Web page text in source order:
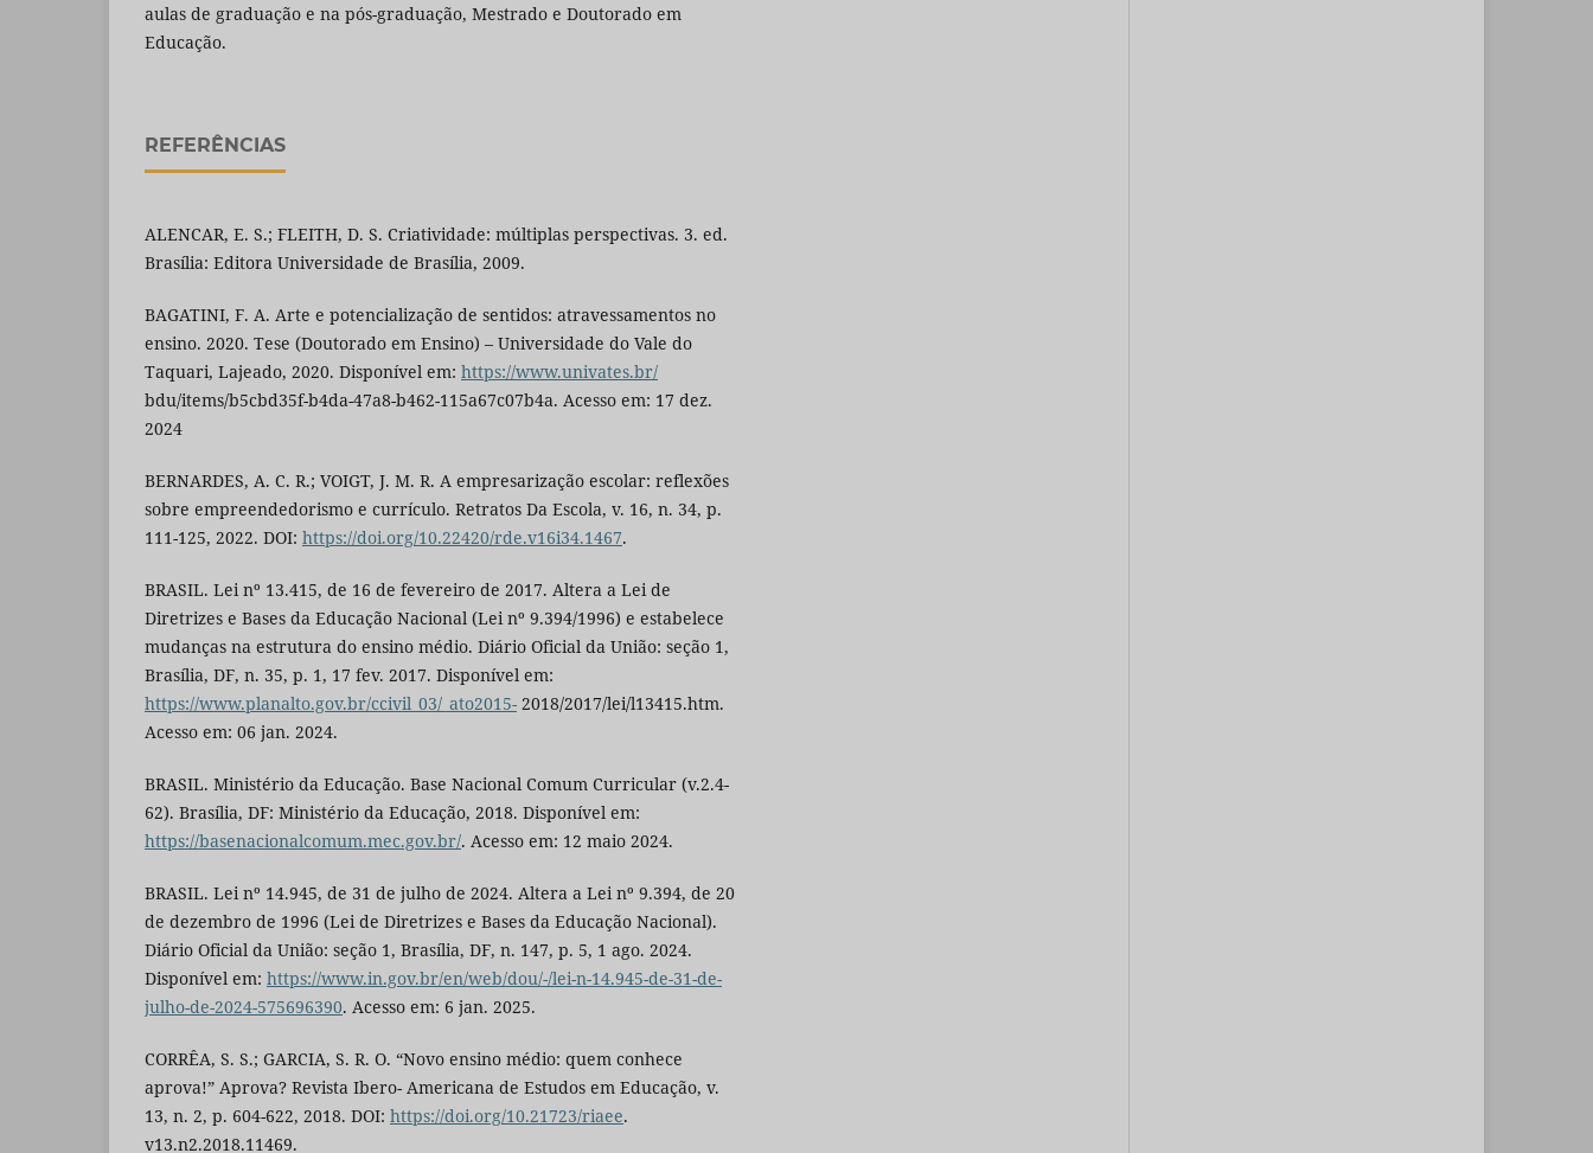
aulas de graduação e na pós-graduação, Mestrado e Doutorado em
Educação.
REFERÊNCIAS
ALENCAR, E. S.; FLEITH, D. S. Criatividade: múltiplas perspectivas. 3. ed.
Brasília: Editora Universidade de Brasília, 2009.
BAGATINI, F. A. Arte e potencialização de sentidos: atravessamentos no
ensino. 2020. Tese (Doutorado em Ensino) – Universidade do Vale do
Taquari, Lajeado, 2020. Disponível em: https://www.univates.br/
bdu/items/b5cbd35f-b4da-47a8-b462-115a67c07b4a. Acesso em: 17 dez.
2024
BERNARDES, A. C. R.; VOIGT, J. M. R. A empresarização escolar: reflexões
sobre empreendedorismo e currículo. Retratos Da Escola, v. 16, n. 34, p.
111-125, 2022. DOI: https://doi.org/10.22420/rde.v16i34.1467.
BRASIL. Lei nº 13.415, de 16 de fevereiro de 2017. Altera a Lei de
Diretrizes e Bases da Educação Nacional (Lei nº 9.394/1996) e estabelece
mudanças na estrutura do ensino médio. Diário Oficial da União: seção 1,
Brasília, DF, n. 35, p. 1, 17 fev. 2017. Disponível em:
https://www.planalto.gov.br/ccivil_03/_ato2015- 2018/2017/lei/l13415.htm.
Acesso em: 06 jan. 2024.
BRASIL. Ministério da Educação. Base Nacional Comum Curricular (v.2.4-
62). Brasília, DF: Ministério da Educação, 2018. Disponível em:
https://basenacionalcomum.mec.gov.br/. Acesso em: 12 maio 2024.
BRASIL. Lei nº 14.945, de 31 de julho de 2024. Altera a Lei nº 9.394, de 20
de dezembro de 1996 (Lei de Diretrizes e Bases da Educação Nacional).
Diário Oficial da União: seção 1, Brasília, DF, n. 147, p. 5, 1 ago. 2024.
Disponível em: https://www.in.gov.br/en/web/dou/-/lei-n-14.945-de-31-de-
julho-de-2024-575696390. Acesso em: 6 jan. 2025.
CORRÊA, S. S.; GARCIA, S. R. O. “Novo ensino médio: quem conhece
aprova!” Aprova? Revista Ibero- Americana de Estudos em Educação, v.
13, n. 2, p. 604-622, 2018. DOI: https://doi.org/10.21723/riaee.
v13.n2.2018.11469.